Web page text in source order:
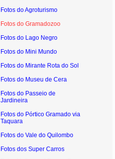
Fotos do Agroturismo
Fotos do Gramadozoo
Fotos do Lago Negro
Fotos do Mini Mundo
Fotos do Mirante Rota do Sol
Fotos do Museu de Cera
Fotos do Passeio de
Jardineira
Fotos do Pórtico Gramado via
Taquara
Fotos do Vale do Quilombo
Fotos dos Super Carros